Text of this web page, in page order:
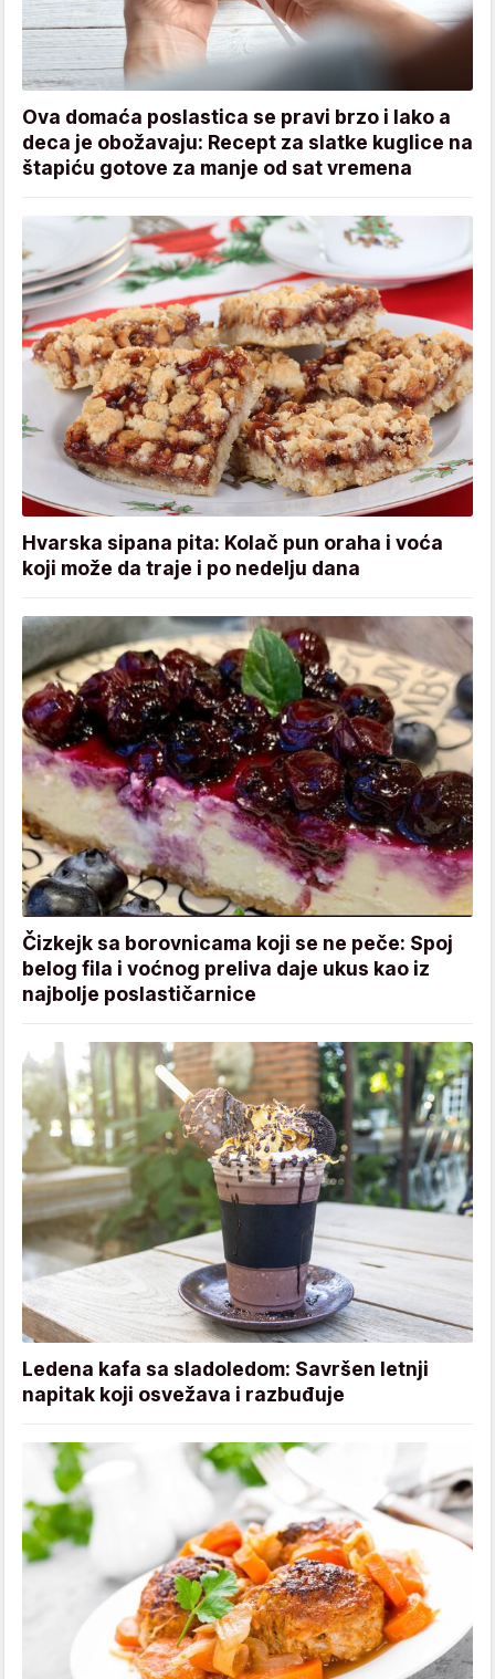
Ova domaća poslastica se pravi brzo i lako a
deca je obožavaju: Recept za slatke kuglice na
štapiću gotove za manje od sat vremena
Hvarska sipana pita: Kolač pun oraha i voća
koji može da traje i po nedelju dana
Čizkejk sa borovnicama koji se ne peče: Spoj
belog fila i voćnog preliva daje ukus kao iz
najbolje poslastičarnice
Ledena kafa sa sladoledom: Savršen letnji
napitak koji osvežava i razbuđuje